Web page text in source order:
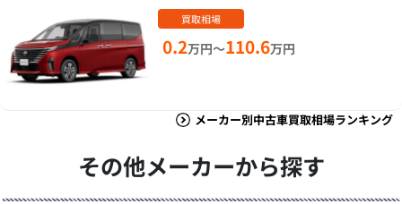
買取相場
0.2万円～110.6万円
メーカー別中古車買取相場ランキング
その他メーカーから探す